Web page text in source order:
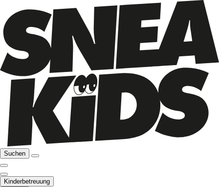
Suchen
Kinderbetreuung